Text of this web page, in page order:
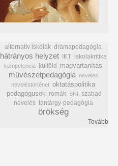
alternatív iskolák drámapedagógia
hátrányos helyzet IKT iskolakritika
kompetencia külföld magyartanítás
művészetpedagógia
nevelés
neveléstörténet oktatáspolitika
pedagógusok romák SNI szabad
nevelés tantárgy-pedagógia
örökség
Tovább